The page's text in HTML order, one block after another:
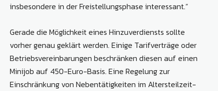
insbesondere in der Freistellungsphase interessant.“
Gerade die Möglichkeit eines Hinzuverdiensts sollte
vorher genau geklärt werden. Einige Tarifverträge oder
Betriebsvereinbarungen beschränken diesen auf einen
Minijob auf 450-Euro-Basis. Eine Regelung zur
Einschränkung von Nebentätigkeiten im Altersteilzeit-